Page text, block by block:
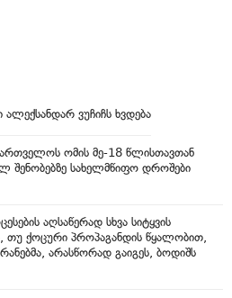
ვუჩიჩს ხვდება
ომის მე-18 წლისთავთან
შენობებზე სახელმწიფო დროშები
აღსაწერად სხვა სიტყვის
თუ ქოცური პროპაგანდის წყალობით,
არასწორად გაიგეს, ბოდიშს